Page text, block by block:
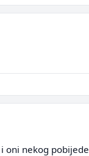
oni nekog pobijede